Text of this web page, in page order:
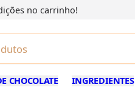
no carrinho!
CHOCOLATE INGREDIENTES